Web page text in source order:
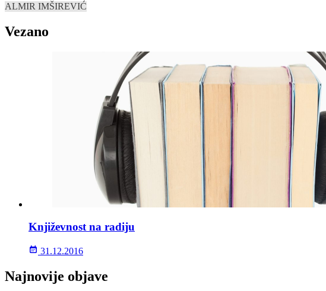
ALMIR IMŠIREVIĆ
Vezano
Književnost na radiju
31.12.2016
Najnovije objave